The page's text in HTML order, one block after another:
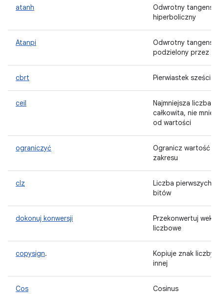
atanh
Odwrotny tangens
hiperboliczny
Atanpi
Odwrotny tangens
podzielony przez pi
cbrt Pierwiastek
ceil
Najmniejsza liczba
całkowita, nie
od wartości
ograniczyć
Ogranicz wartość
zakresu
clz
Liczba pierwszych 0
bitów
dokonuj konwersji
Przekonwertuj
liczbowe
copysign.
Kopiuje znak liczby
innej
Cos Cosinus